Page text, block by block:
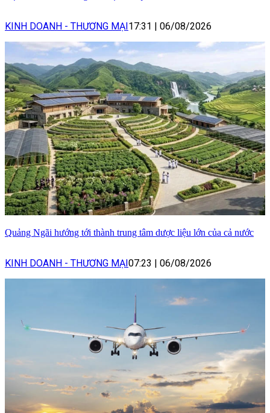
KINH DOANH - THƯƠNG MẠI 17:31 06/08/2026
Quảng Ngãi hướng tới thành trung tâm dược liệu lớn của cả nước
KINH DOANH - THƯƠNG MẠI 07:23 06/08/2026